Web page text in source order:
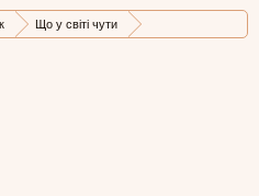
Що у світі чути